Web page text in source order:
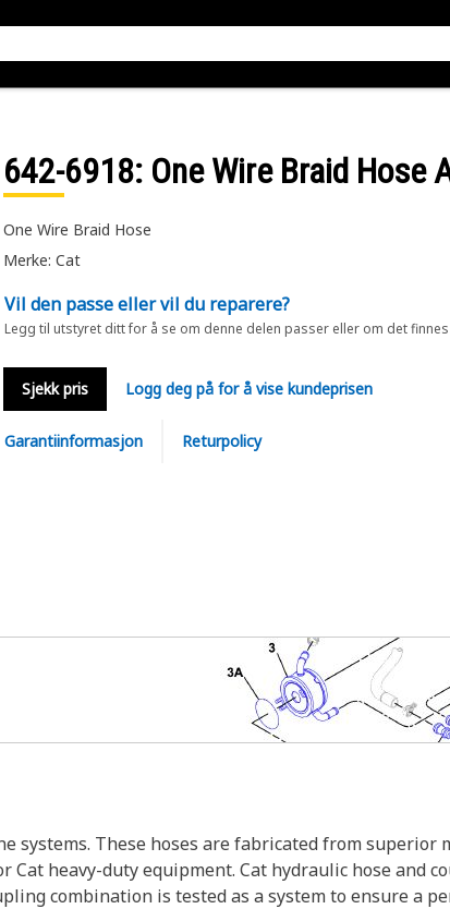
642-6918: One Wire Braid Hose
One Wire Braid Hose
Merke: Cat
Vil den passe eller vil du reparere?
Legg til utstyret ditt for å se om denne delen passer eller om det
Sjekk pris Logg deg på for å vise kundeprisen
Garantiinformasjon Returpolicy
systems. These hoses are fabricated from
heavy-duty equipment. Cat hydraulic hose and
combination is tested as a system to ensure a